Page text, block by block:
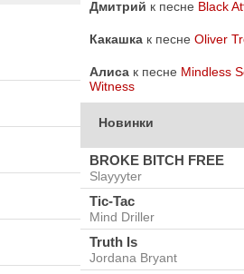
Дмитрий к песне Black
Какашка к песне Oliver
Алиса к песне Mindless
Witness
Новинки
BROKE BITCH FREE
Slayyyter
Tic-Tac
Mind Driller
Truth Is
Jordana Bryant